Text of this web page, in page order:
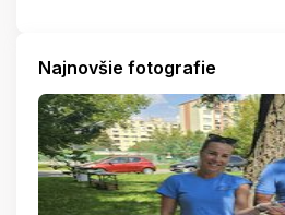
Najnovšie fotografie